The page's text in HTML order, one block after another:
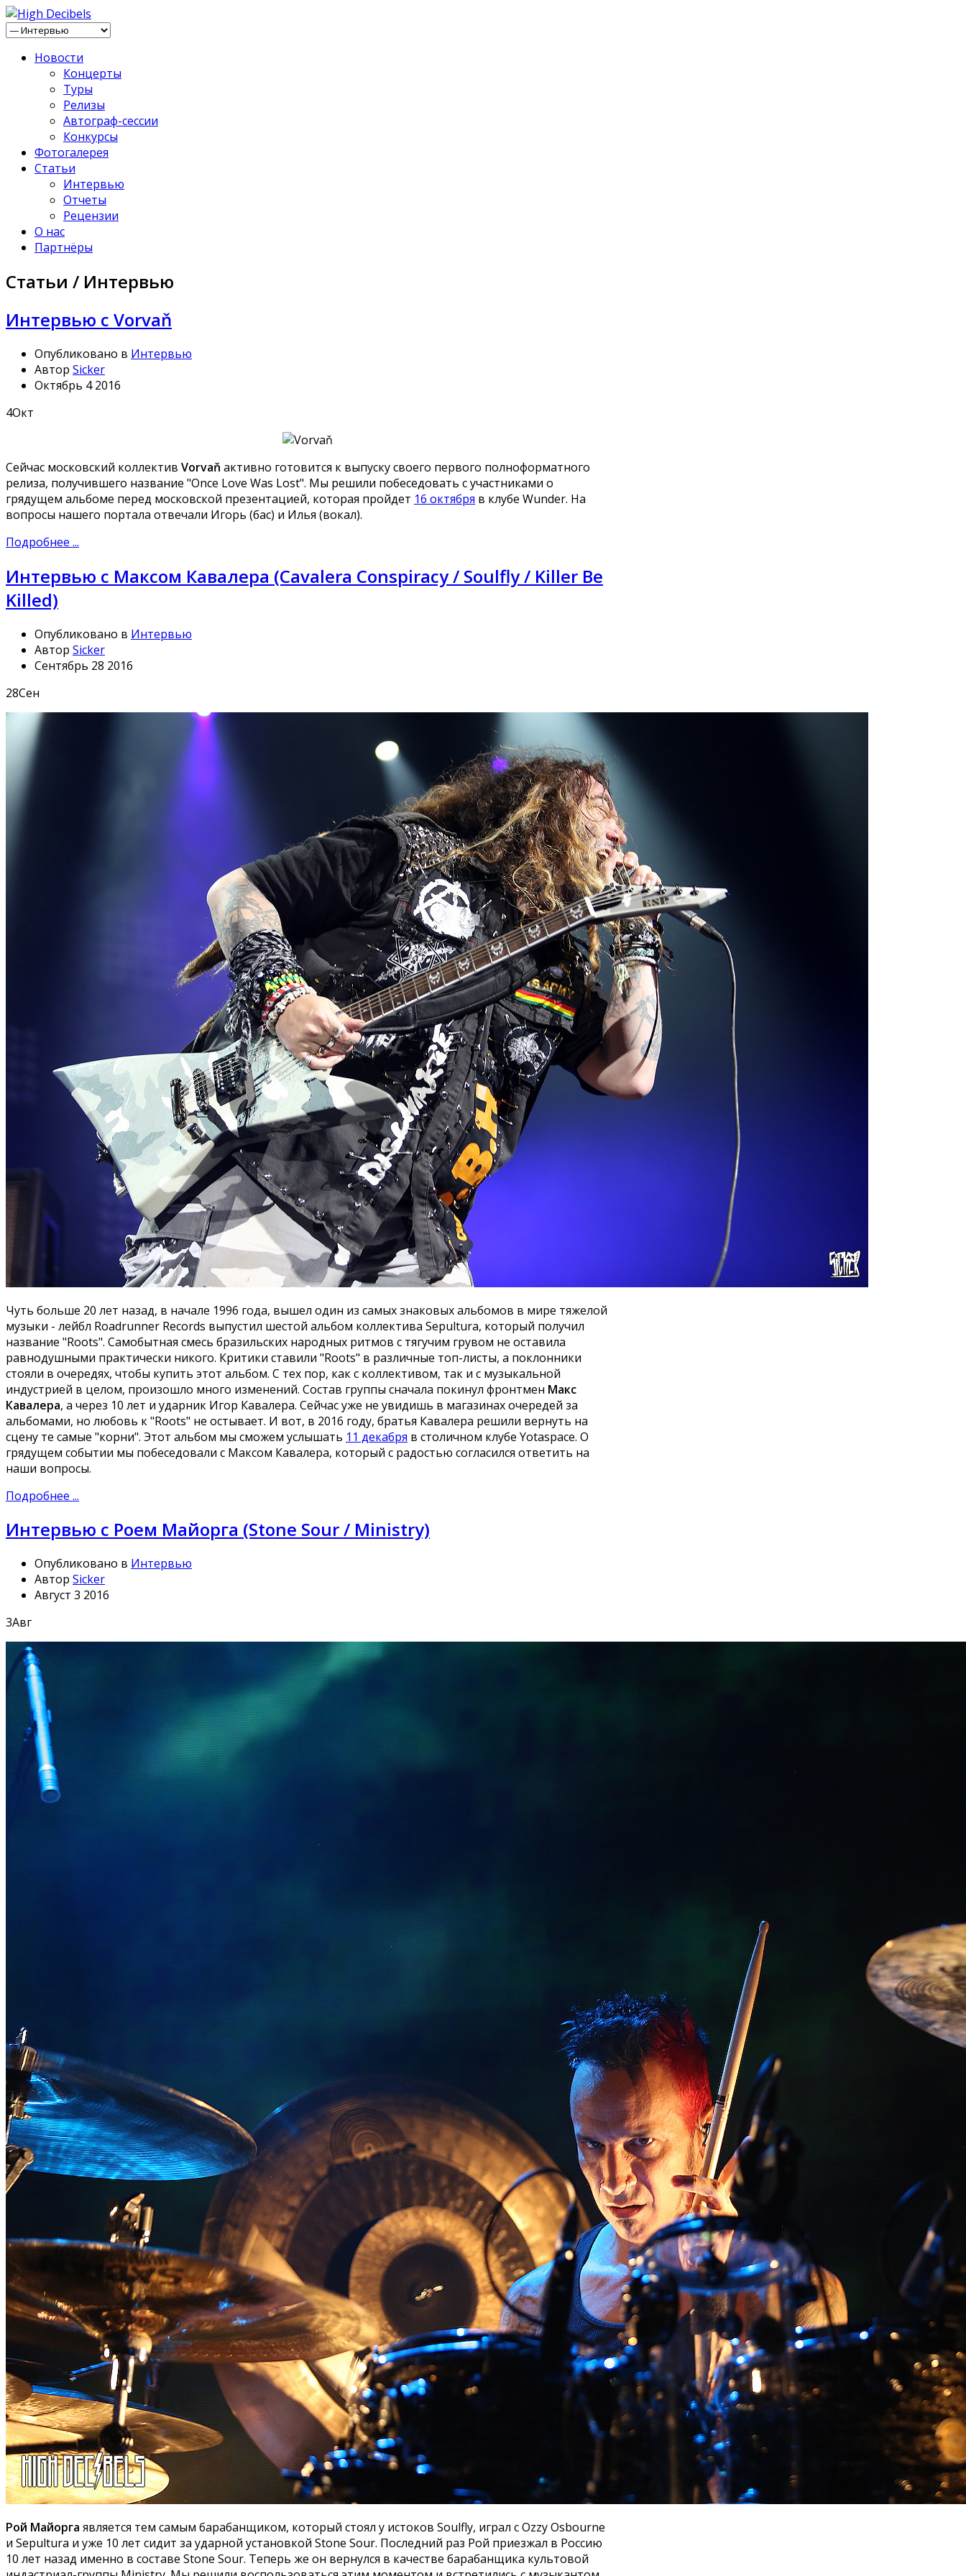
Новости
Концерты
Туры
Релизы
Автограф-сессии
Конкурсы
Фотогалерея
Статьи
Интервью
Отчеты
Рецензии
О нас
Партнёры
Статьи / Интервью
Интервью с Vorvaň
Опубликовано в Интервью
Автор Sicker
Октябрь 4 2016
4Окт
Сейчас московский коллектив Vorvaň активно готовится к выпуску своего первого полноформатного
релиза, получившего название "Once Love Was Lost". Мы решили побеседовать с участниками о
грядущем альбоме перед московской презентацией, которая пройдет 16 октября в клубе Wunder. На
вопросы нашего портала отвечали Игорь (бас) и Илья (вокал).
Подробнее ...
Интервью с Максом Кавалера (Cavalera Conspiracy / Soulfly / Killer Be
Killed)
Опубликовано в Интервью
Автор Sicker
Сентябрь 28 2016
28Сен
Чуть больше 20 лет назад, в начале 1996 года, вышел один из самых знаковых альбомов в мире тяжелой
музыки - лейбл Roadrunner Records выпустил шестой альбом коллектива Sepultura, который получил
название "Roots". Самобытная смесь бразильских народных ритмов с тягучим грувом не оставила
равнодушными практически никого. Критики ставили "Roots" в различные топ-листы, а поклонники
стояли в очередях, чтобы купить этот альбом. С тех пор, как с коллективом, так и с музыкальной
индустрией в целом, произошло много изменений. Состав группы сначала покинул фронтмен Макс
Кавалера, а через 10 лет и ударник Игор Кавалера. Сейчас уже не увидишь в магазинах очередей за
альбомами, но любовь к "Roots" не остывает. И вот, в 2016 году, братья Кавалера решили вернуть на
сцену те самые "корни". Этот альбом мы сможем услышать 11 декабря в столичном клубе Yotaspace. О
грядущем событии мы побеседовали с Максом Кавалера, который с радостью согласился ответить на
наши вопросы.
Подробнее ...
Интервью с Роем Майорга (Stone Sour / Ministry)
Опубликовано в Интервью
Автор Sicker
Август 3 2016
3Авг
Рой Майорга является тем самым барабанщиком, который стоял у истоков Soulfly, играл с Ozzy Osbourne
и Sepultura и уже 10 лет сидит за ударной установкой Stone Sour. Последний раз Рой приезжал в Россию
10 лет назад именно в составе Stone Sour. Теперь же он вернулся в качестве барабанщика культовой